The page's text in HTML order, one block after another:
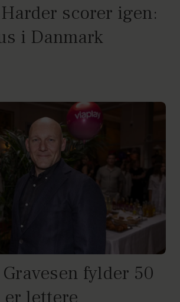
scorer igen:
i Danmark
fylder 50